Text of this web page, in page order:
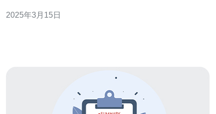
会卡顿进行解析。 VPS是一种虚拟服务器解决方案，它将
2025年3月15日